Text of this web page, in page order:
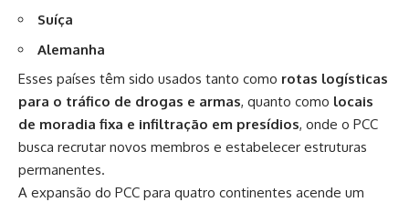
Suíça
Alemanha
Esses países têm sido usados tanto como rotas logísticas
para o tráfico de drogas e armas, quanto como locais
de moradia fixa e infiltração em presídios, onde o PCC
busca recrutar novos membros e estabelecer estruturas
permanentes.
A expansão do PCC para quatro continentes acende um